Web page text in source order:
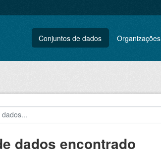
Conjuntos de dados Organizações
dados encontrado